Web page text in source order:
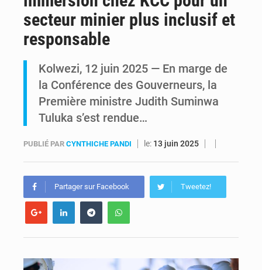
FRIVAO : le procès du détournement de 325 millions de dollars reporté à la mi-août
secteur minier plus inclusif et
responsable
Kolwezi, 12 juin 2025 — En marge de
la Conférence des Gouverneurs, la
Première ministre Judith Suminwa
Tuluka s’est rendue…
PUBLIÉ PAR CYNTHICHE PANDI le: 13 juin 2025
Partager sur Facebook Tweetez!